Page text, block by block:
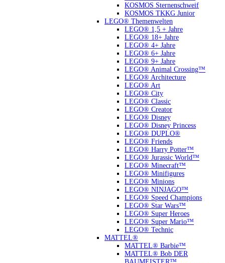
KOSMOS Sternenschweif
KOSMOS TKKG Junior
LEGO® Themenwelten
LEGO® 1,5 + Jahre
LEGO® 18+ Jahre
LEGO® 4+ Jahre
LEGO® 6+ Jahre
LEGO® 9+ Jahre
LEGO® Animal Crossing™
LEGO® Architecture
LEGO® Art
LEGO® City
LEGO® Classic
LEGO® Creator
LEGO® Disney
LEGO® Disney Princess
LEGO® DUPLO®
LEGO® Friends
LEGO® Harry Potter™
LEGO® Jurassic World™
LEGO® Minecraft™
LEGO® Minifigures
LEGO® Minions
LEGO® NINJAGO™
LEGO® Speed Champions
LEGO® Star Wars™
LEGO® Super Heroes
LEGO® Super Mario™
LEGO® Technic
MATTEL®
MATTEL® Barbie™
MATTEL® Bob DER